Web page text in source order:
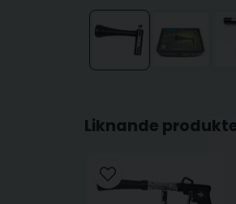
Liknande